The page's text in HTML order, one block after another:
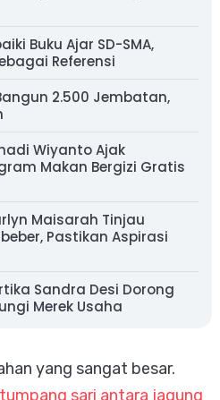
Buku Ajar SD-SMA,
Referensi
2.500 Jembatan,
Wiyanto Ajak
Makan Bergizi Gratis
Maisarah Tinjau
Pastikan Aspirasi
Sandra Desi Dorong
Merek Usaha
yang sangat besar.
tumpang sari antara jagung